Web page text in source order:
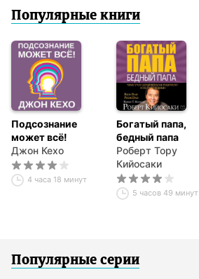
Популярные книги
Подсознание
может всё!
Джон Кехо
4 часа 18 минут
Богатый папа,
бедный папа
Роберт Тору
Кийосаки
5 часов 49 минут
Популярные серии